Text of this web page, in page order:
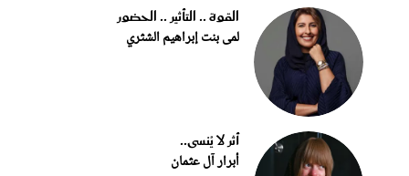
القوة .. التأثير .. الحضور
لمى بنت إبراهيم الشثري
أثر لا يُنسى..
أبرار آل عثمان